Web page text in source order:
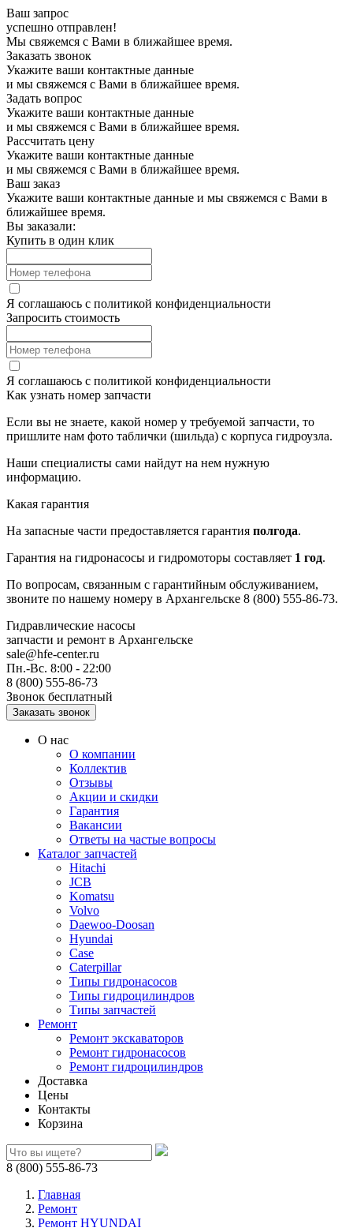
Ваш запрос
успешно отправлен!
Мы свяжемся с Вами в ближайшее время.
Заказать звонок
Укажите ваши контактные данные
и мы свяжемся с Вами в ближайшее время.
Задать вопрос
Укажите ваши контактные данные
и мы свяжемся с Вами в ближайшее время.
Рассчитать цену
Укажите ваши контактные данные
и мы свяжемся с Вами в ближайшее время.
Ваш заказ
Укажите ваши контактные данные и мы свяжемся с Вами в
ближайшее время.
Вы заказали:
Купить в один клик
Я соглашаюсь с политикой конфиденциальности
Запросить стоимость
Я соглашаюсь с политикой конфиденциальности
Как узнать номер запчасти
Если вы не знаете, какой номер у требуемой запчасти, то
пришлите нам фото таблички (шильда) с корпуса гидроузла.
Наши специалисты сами найдут на нем нужную
информацию.
Какая гарантия
На запасные части предоставляется гарантия полгода.
Гарантия на гидронасосы и гидромоторы составляет 1 год.
По вопросам, связанным с гарантийным обслуживанием,
звоните по нашему номеру в Архангельске 8 (800) 555-86-73.
Гидравлические насосы
запчасти и ремонт в Архангельске
sale@hfe-center.ru
Пн.-Вс. 8:00 - 22:00
8 (800) 555-86-73
Звонок бесплатный
О нас
О компании
Коллектив
Отзывы
Акции и скидки
Гарантия
Вакансии
Ответы на частые вопросы
Каталог запчастей
Hitachi
JCB
Komatsu
Volvo
Daewoo-Doosan
Hyundai
Case
Caterpillar
Типы гидронасосов
Типы гидроцилиндров
Типы запчастей
Ремонт
Ремонт экскаваторов
Ремонт гидронасосов
Ремонт гидроцилиндров
Доставка
Цены
Контакты
Корзина
8 (800) 555-86-73
Главная
Ремонт
Ремонт HYUNDAI